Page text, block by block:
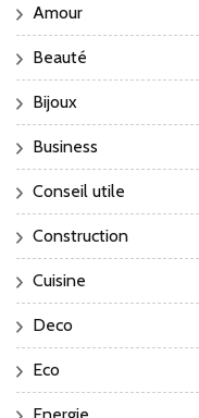
Amour
Beauté
Bijoux
Business
Conseil utile
Construction
Cuisine
Deco
Eco